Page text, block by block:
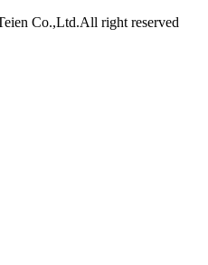
Co.,Ltd.All right reserved